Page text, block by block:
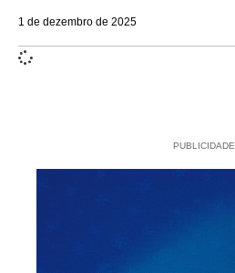
1 de dezembro de 2025
PUBLICIDADE